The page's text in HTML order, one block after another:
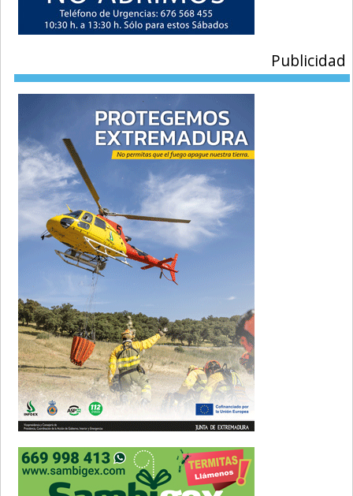
Publicidad